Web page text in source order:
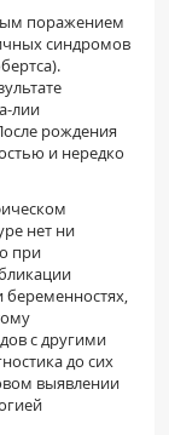
поражением
синдромов
лии
рождения
и нередко
нет ни
при
беременностях,
с другими
до сих
выявлении